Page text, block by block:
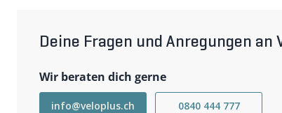
Deine Fragen und Anregungen an
Wir beraten dich gerne
info@veloplus.ch 0840 444 777